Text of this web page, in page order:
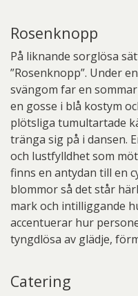
Rosenknopp
På liknande sorglösa
”Rosenknopp”. Under
svängom far en
en gosse i blå kostym
plötsliga tumultartade
tränga sig på i dansen.
och lustfylldhet som
finns en antydan till en
blommor så det står
mark och intilliggande
accentuerar hur
tyngdlösa av glädje,
Catering